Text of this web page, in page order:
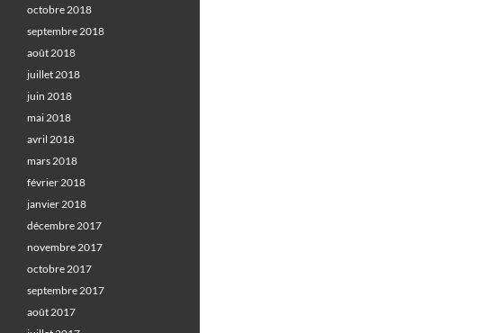
octobre 2018
septembre 2018
août 2018
juillet 2018
juin 2018
mai 2018
avril 2018
mars 2018
février 2018
janvier 2018
décembre 2017
novembre 2017
octobre 2017
septembre 2017
août 2017